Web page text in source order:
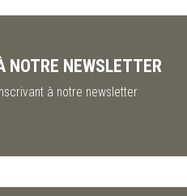
NOTRE NEWSLETTER
à notre newsletter